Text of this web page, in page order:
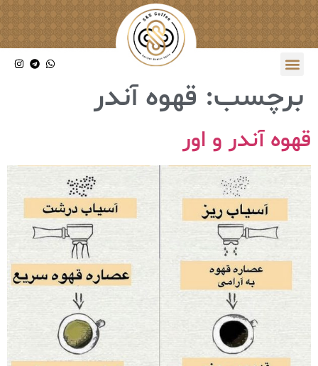
برچسب: قهوه آندر
قهوه آندر و اور